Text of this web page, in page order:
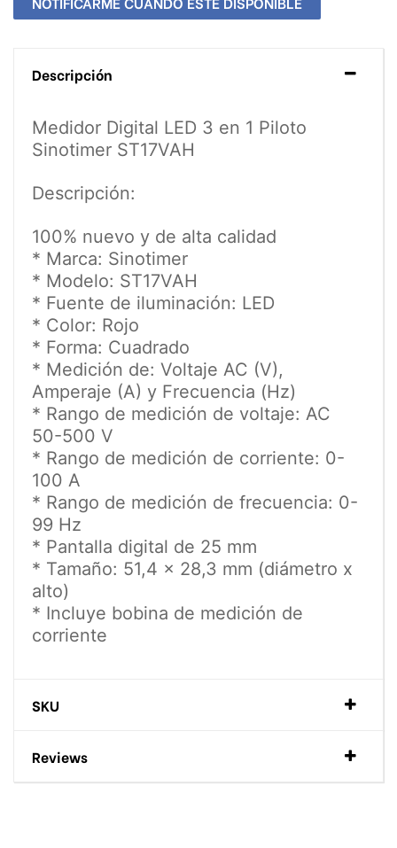
Descripción
Medidor Digital LED 3 en 1 Piloto
Sinotimer ST17VAH
Descripción:
100% nuevo y de alta calidad
* Marca: Sinotimer
* Modelo: ST17VAH
* Fuente de iluminación: LED
* Color: Rojo
* Forma: Cuadrado
* Medición de: Voltaje AC (V),
Amperaje (A) y Frecuencia (Hz)
* Rango de medición de voltaje: AC
50-500 V
* Rango de medición de corriente: 0-
100 A
* Rango de medición de frecuencia: 0-
99 Hz
* Pantalla digital de 25 mm
* Tamaño: 51,4 x 28,3 mm (diámetro x
alto)
* Incluye bobina de medición de
corriente
SKU
Reviews